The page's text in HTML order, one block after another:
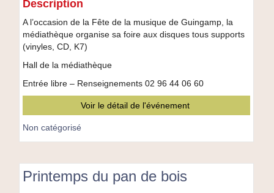
aux
disques
Description
A l’occasion de la Fête de la musique de Guingamp, la
médiathèque organise sa foire aux disques tous supports
(vinyles, CD, K7)
Hall de la médiathèque
Entrée libre – Renseignements 02 96 44 06 60
Voir le détail de l'événement
Non catégorisé
Printemps du pan de bois